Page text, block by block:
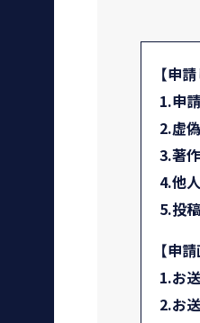
【申
1.申
2.虚
3.著
4.他
5.投
【申
1.お
2.お